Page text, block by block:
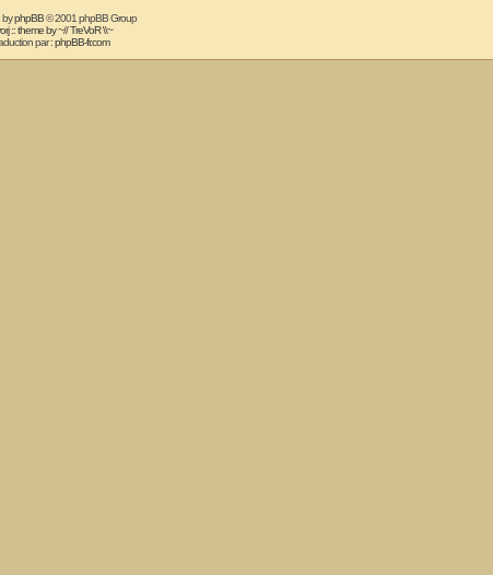
byphpBB© 2001 phpBB Group
:: theme by ~// TreVoR \\~
par :phpBB-fr.com